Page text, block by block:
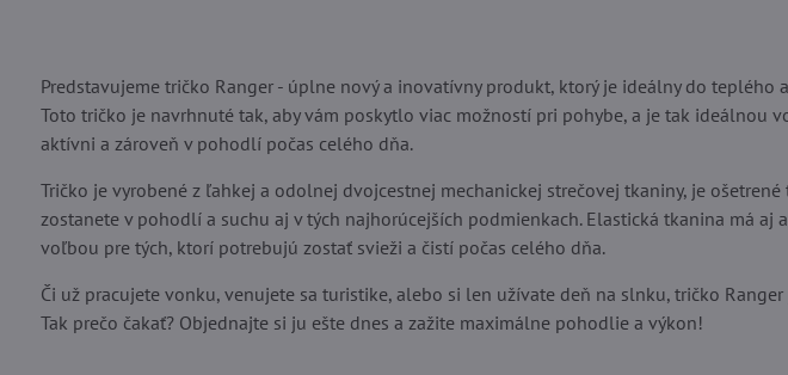
Predstavujeme tričko Ranger - úplne nový a inovatívny produkt, ktorý je ideálny do teplého
Toto tričko je navrhnuté tak, aby vám poskytlo viac možností pri pohybe, a je tak ideálnou
aktívni a zároveň v pohodlí počas celého dňa.
Tričko je vyrobené z ľahkej a odolnej dvojcestnej mechanickej strečovej tkaniny, je
zostanete v pohodlí a suchu aj v tých najhorúcejších podmienkach. Elastická tkanina má
voľbou pre tých, ktorí potrebujú zostať svieži a čistí počas celého dňa.
Či už pracujete vonku, venujete sa turistike, alebo si len užívate deň na slnku, tričko
Tak prečo čakať? Objednajte si ju ešte dnes a zažite maximálne pohodlie a výkon!